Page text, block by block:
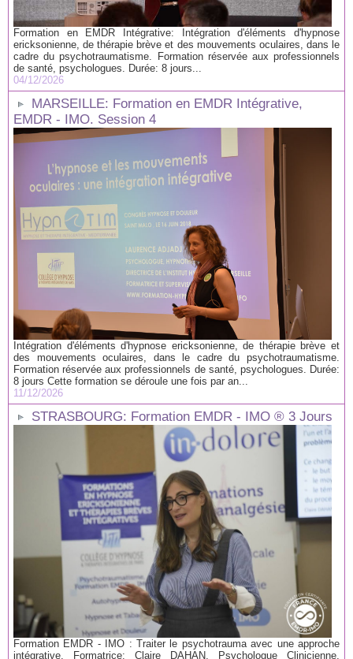
Formation en EMDR Intégrative: Intégration d'éléments d'hypnose
ericksonienne, de thérapie brève et des mouvements oculaires, dans le
cadre du psychotraumatisme. Formation réservée aux professionnels
de santé, psychologues. Durée: 8 jours...
04/12/2026
MARSEILLE: Formation en EMDR Intégrative,
EMDR - IMO. Session 4
Intégration d'éléments d'hypnose ericksonienne, de thérapie brève et
des mouvements oculaires, dans le cadre du psychotraumatisme.
Formation réservée aux professionnels de santé, psychologues. Durée:
8 jours Cette formation se déroule une fois par an...
11/12/2026
STRASBOURG: Formation EMDR - IMO ® 3 Jours
Formation EMDR - IMO : Traiter le psychotrauma avec une approche
intégrative. Formatrice: Claire DAHAN, Psychologue Clinicienne,